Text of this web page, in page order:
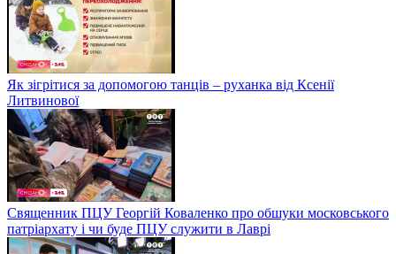
Як зігрітися за допомогою танців – руханка від Ксенії
Литвинової
Священник ПЦУ Георгій Коваленко про обшуки московського
патріархату і чи буде ПЦУ служити в Лаврі